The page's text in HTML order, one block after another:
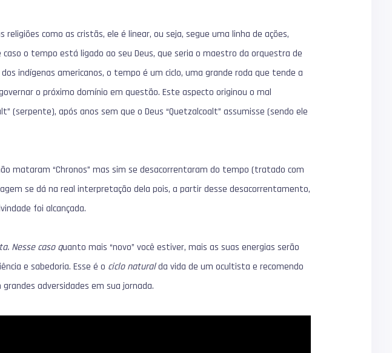
como as cristãs, ele é linear, ou seja, segue uma linha de ações,
o tempo está ligado ao seu Deus, que seria o maestro da orquestra de
indígenas americanos, o tempo é um ciclo, uma grande roda que tende a
o próximo domínio em questão. Este aspecto originou o mal
(serpente), após anos sem que o Deus “Quetzalcoalt” assumisse (sendo ele
mataram “Chronos” mas sim se desacorrentaram do tempo (tratado com
se dá na real interpretação dela pois, a partir desse desacorrentamento,
foi alcançada.
Nesse caso quanto mais “novo” você estiver, mais as suas energias serão
e sabedoria. Esse é o ciclo naturalda vida de um ocultista e recomendo
adversidades em sua jornada.